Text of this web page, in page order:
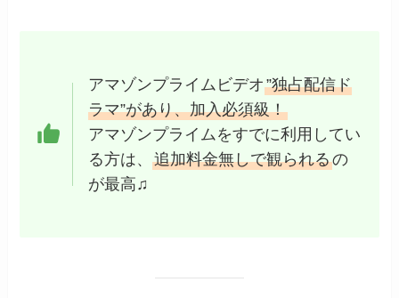
アマゾンプライムビデオ”独占配信ド
ラマ”があり、加入必須級！
アマゾンプライムをすでに利用してい
る方は、 追加料金無しで観られるの
が最高♫